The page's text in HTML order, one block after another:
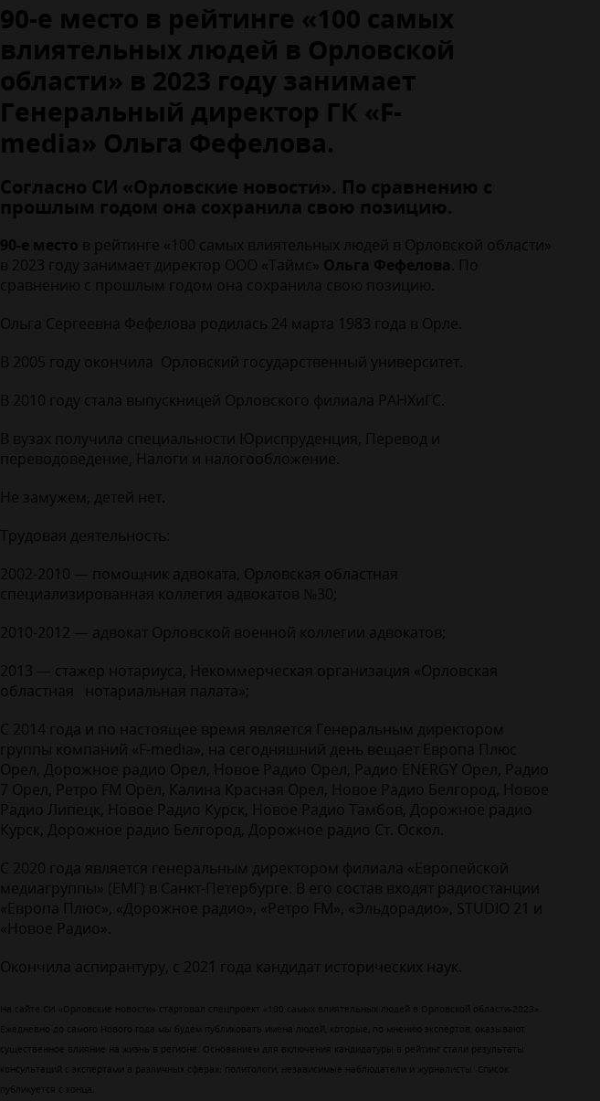
90-е место в рейтинге «100 самых
влиятельных людей в Орловской
области» в 2023 году занимает
Генеральный директор ГК «F-
media» Ольга Фефелова.
Согласно СИ «Орловские новости». По сравнению с
прошлым годом она сохранила свою позицию.
90-е место в рейтинге «100 самых влиятельных людей в Орловской области»
в 2023 году занимает директор ООО «Таймс» Ольга Фефелова
. По
сравнению с прошлым годом она сохранила свою позицию.
Ольга Сергеевна Фефелова родилась 24 марта 1983 года в Орле.
В 2005 году окончила Орловский государственный университет.
В 2010 году стала выпускницей Орловского филиала РАНХиГС.
В вузах получила специальности Юриспруденция, Перевод и
переводоведение, Налоги и налогообложение.
Не замужем, детей нет.
Трудовая деятельность:
2002-2010 — помощник адвоката, Орловская областная
специализированная коллегия адвокатов №30;
2010-2012 — адвокат Орловской военной коллегии адвокатов;
2013 — стажер нотариуса, Некоммерческая организация «Орловская
областная нотариальная палата»;
С 2014 года и по настоящее время является Генеральным директором
группы компаний «F-media», на сегодняшний день вещает Европа Плюс
Орел, Дорожное радио Орел, Новое Радио Орел, Радио ENERGY Орел, Радио
7 Орел, Ретро FM Орёл, Калина Красная Орел, Новое Радио Белгород, Новое
Радио Липецк, Новое Радио Курск, Новое Радио Тамбов, Дорожное радио
Курск, Дорожное радио Белгород, Дорожное радио Ст. Оскол.
С 2020 года является генеральным директором филиала «Европейской
медиагруппы» (ЕМГ) в Санкт-Петербурге. В его состав входят радиостанции
«Европа Плюс», «Дорожное радио», «Ретро FM», «Эльдорадио», STUDIO 21 и
«Новое Радио».
Окончила аспирантуру, с 2021 года кандидат исторических наук.
На сайте СИ «Орловские новости» стартовал спецпроект «100 самых влиятельных людей в Орловской области-2023».
Ежедневно до самого Нового года мы будем публиковать имена людей, которые, по мнению экспертов, оказывают
существенное влияние на жизнь в регионе. Основанием для включения кандидатуры в рейтинг стали результаты
консультаций с экспертами в различных сферах: политологи, независимые наблюдатели и журналисты. Список
публикуется с конца.